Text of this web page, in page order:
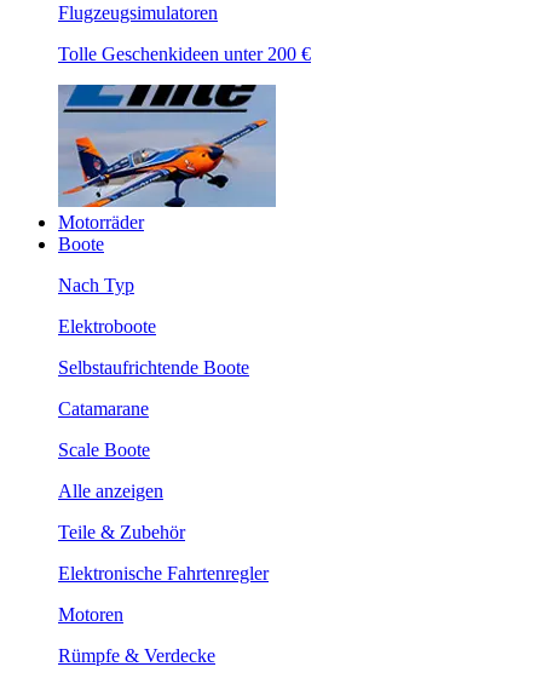
Flugzeugsimulatoren
Tolle Geschenkideen unter 200 €
Motorräder
Boote
Nach Typ
Elektroboote
Selbstaufrichtende Boote
Catamarane
Scale Boote
Alle anzeigen
Teile & Zubehör
Elektronische Fahrtenregler
Motoren
Rümpfe & Verdecke